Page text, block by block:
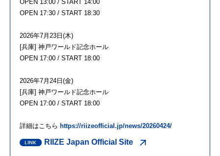
OPEN 13:00 / START 14:00
OPEN 17:30 / START 18:30
2026年7月23日(木)
[兵庫] 神戸ワールド記念ホール
OPEN 17:00 / START 18:00
2026年7月24日(金)
[兵庫] 神戸ワールド記念ホール
OPEN 17:00 / START 18:00
詳細はこちら https://riizeofficial.jp/news/20260424/
RIIZE Japan Official Site